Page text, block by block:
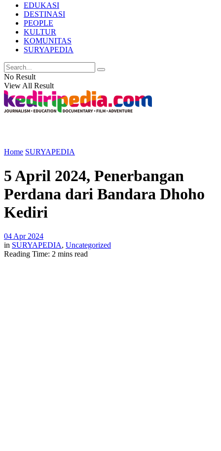
EDUKASI
DESTINASI
PEOPLE
KULTUR
KOMUNITAS
SURYAPEDIA
No Result
View All Result
Home SURYAPEDIA
5 April 2024, Penerbangan
Perdana dari Bandara Dhoho
Kediri
04 Apr 2024
in SURYAPEDIA, Uncategorized
Reading Time: 2 mins read